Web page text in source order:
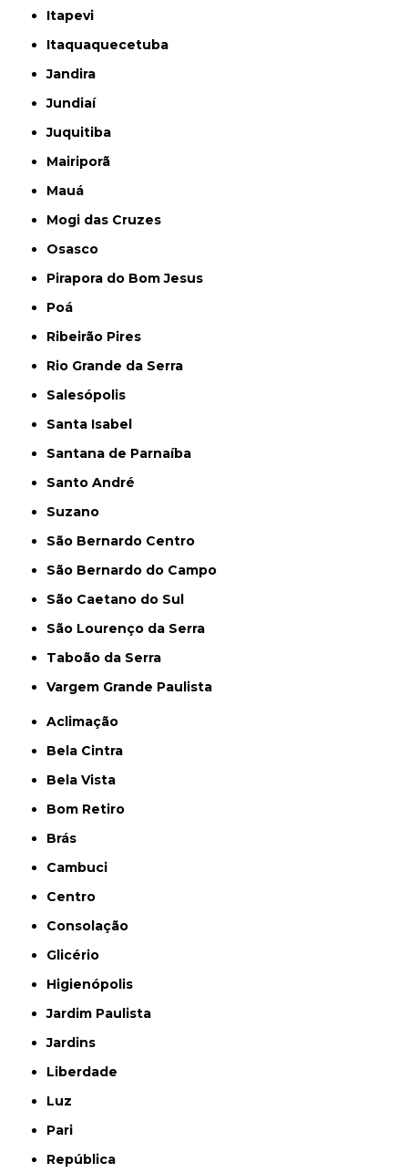
Itapevi
Itaquaquecetuba
Jandira
Jundiaí
Juquitiba
Mairiporã
Mauá
Mogi das Cruzes
Osasco
Pirapora do Bom Jesus
Poá
Ribeirão Pires
Rio Grande da Serra
Salesópolis
Santa Isabel
Santana de Parnaíba
Santo André
Suzano
São Bernardo Centro
São Bernardo do Campo
São Caetano do Sul
São Lourenço da Serra
Taboão da Serra
Vargem Grande Paulista
Aclimação
Bela Cintra
Bela Vista
Bom Retiro
Brás
Cambuci
Centro
Consolação
Glicério
Higienópolis
Jardim Paulista
Jardins
Liberdade
Luz
Pari
República